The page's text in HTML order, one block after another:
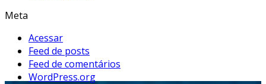
Meta
Acessar
Feed de posts
Feed de comentários
WordPress.org